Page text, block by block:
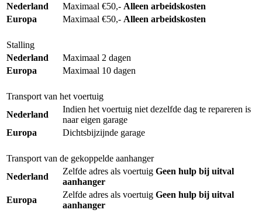
Nederland
Maximaal €50,- Alleen arbeidskosten
Europa
Maximaal €50,- Alleen arbeidskosten
Stalling
Nederland
Maximaal 2 dagen
Europa
Maximaal 10 dagen
Transport van het voertuig
Nederland
Indien het voertuig niet dezelfde dag te repareren is
naar eigen garage
Europa
Dichtsbijzijnde garage
Transport van de gekoppelde aanhanger
Nederland
Zelfde adres als voertuig Geen hulp bij uitval
aanhanger
Europa
Zelfde adres als voertuig Geen hulp bij uitval
aanhanger